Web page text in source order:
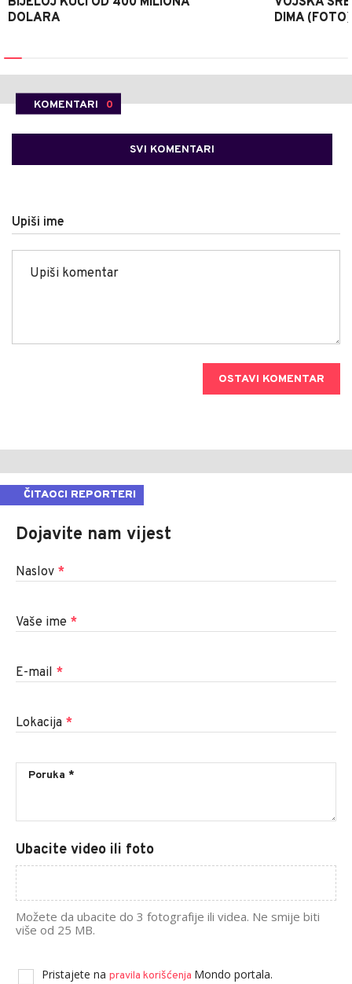
DOLARA
DIMA (FOTO)
KOMENTARI 0
SVI KOMENTARI
Upiši ime
OSTAVI KOMENTAR
ČITAOCI REPORTERI
Dojavite nam vijest
Naslov *
Vaše ime *
E-mail *
Lokacija *
Ubacite video ili foto
Možete da ubacite do 3 fotografije ili videa. Ne smije biti
više od 25 MB.
Pristajete na pravila korišćenja Mondo portala.